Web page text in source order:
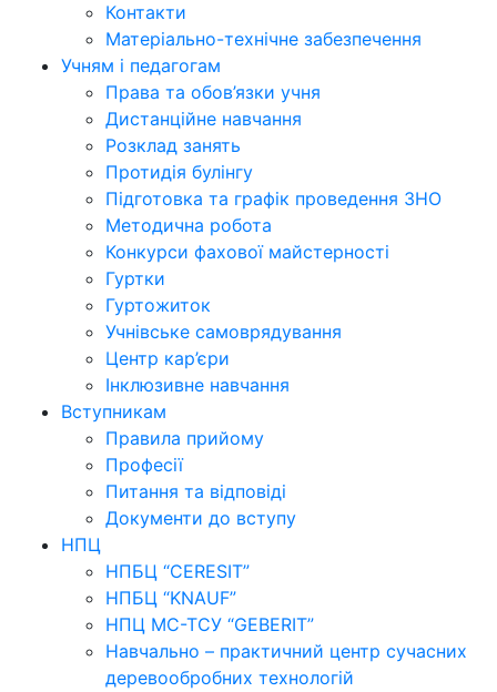
Контакти
Матеріально-технічне забезпечення
Учням і педагогам
Права та обов’язки учня
Дистанційне навчання
Розклад занять
Протидія булінгу
Підготовка та графік проведення ЗНО
Методична робота
Конкурси фахової майстерності
Гуртки
Гуртожиток
Учнівське самоврядування
Центр кар’єри
Інклюзивне навчання
Вступникам
Правила прийому
Професії
Питання та відповіді
Документи до вступу
НПЦ
НПБЦ “CERESIT”
НПБЦ “KNAUF”
НПЦ МС-ТСУ “GEBERIT”
Навчально – практичний центр сучасних
деревообробних технологій